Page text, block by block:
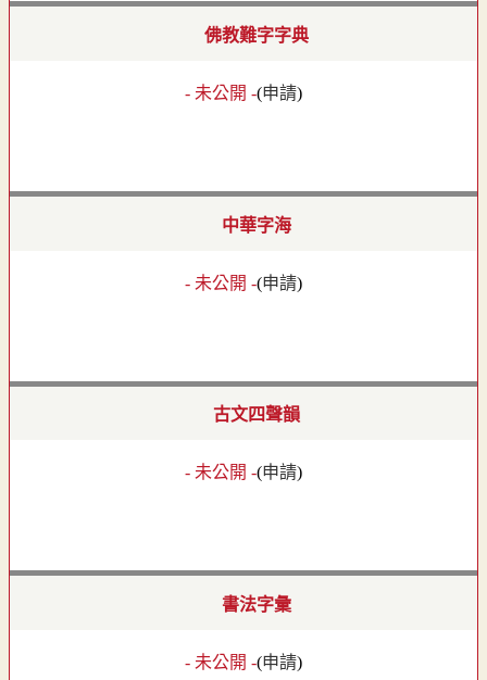
佛教難字字典
- 未公開 -(申請)
中華字海
- 未公開 -(申請)
古文四聲韻
- 未公開 -(申請)
書法字彙
- 未公開 -(申請)